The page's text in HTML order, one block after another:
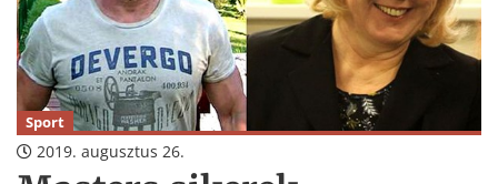
Sport
2019. augusztus 26.